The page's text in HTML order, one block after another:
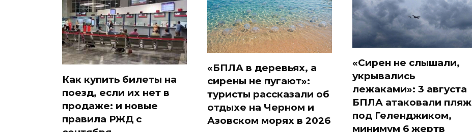
Как купить билеты на
поезд, если их нет в
продаже: и новые
правила РЖД с
«БПЛА в деревьях, а
сирены не пугают»:
туристы рассказали об
отдыхе на Черном и
Азовском морях в 2026
«Сирен не слышали,
укрывались
лежаками»: 3 августа
БПЛА атаковали пляж
под Геленджиком,
минимум 6 жертв